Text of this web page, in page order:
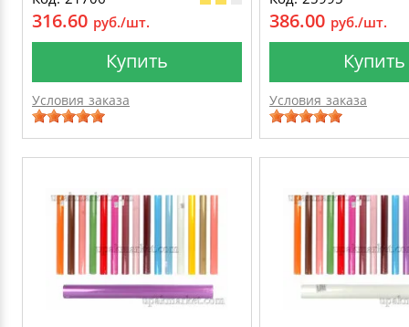
316.60 руб./шт.
Купить
Условия заказа
386.00 руб./шт.
Купить
Условия заказа